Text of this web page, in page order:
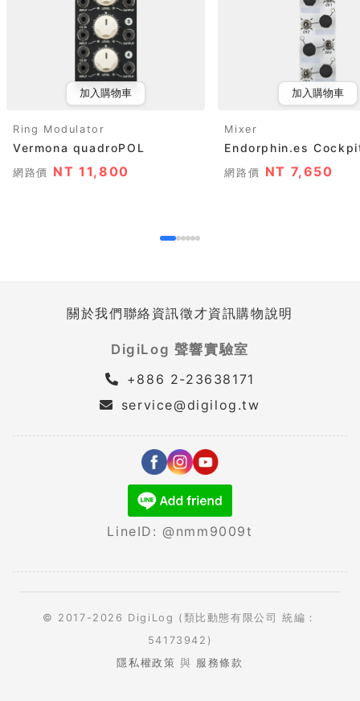
加入購物車
Ring Modulator
Vermona quadroPOL
網路價 NT 11,800
加入購物車
Mixer
Endorphin.es
網路價 NT 7,650
關於我們聯絡資訊徵才資訊購物說明
DigiLog 聲響實驗室
+886 2-23638171
service@digilog.tw
LineID: @nmm9009t
© 2017-2026 DigiLog (類比動態有限公司 統編：
54173942)
隱私權政策 與 服務條款